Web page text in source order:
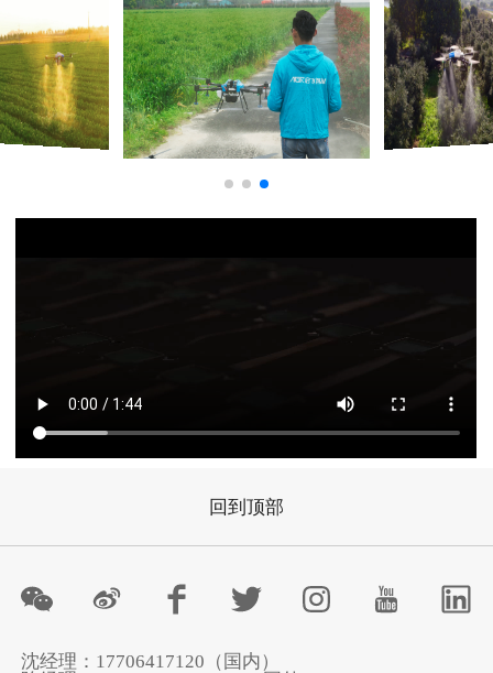
回到顶部
沈经理：17706417120（国内）